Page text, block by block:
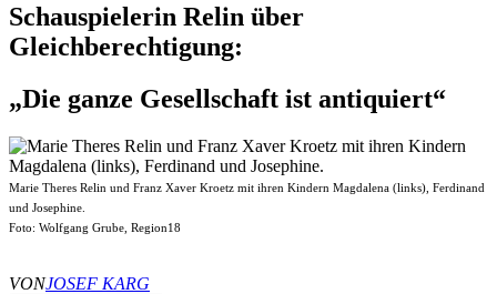
Schauspielerin Relin über
Gleichberechtigung:
„Die ganze Gesellschaft ist antiquiert“
Marie Theres Relin und Franz Xaver Kroetz mit ihren Kindern Magdalena (links), Ferdinand
und Josephine.
Foto: Wolfgang Grube, Region18
VONJOSEF KARG